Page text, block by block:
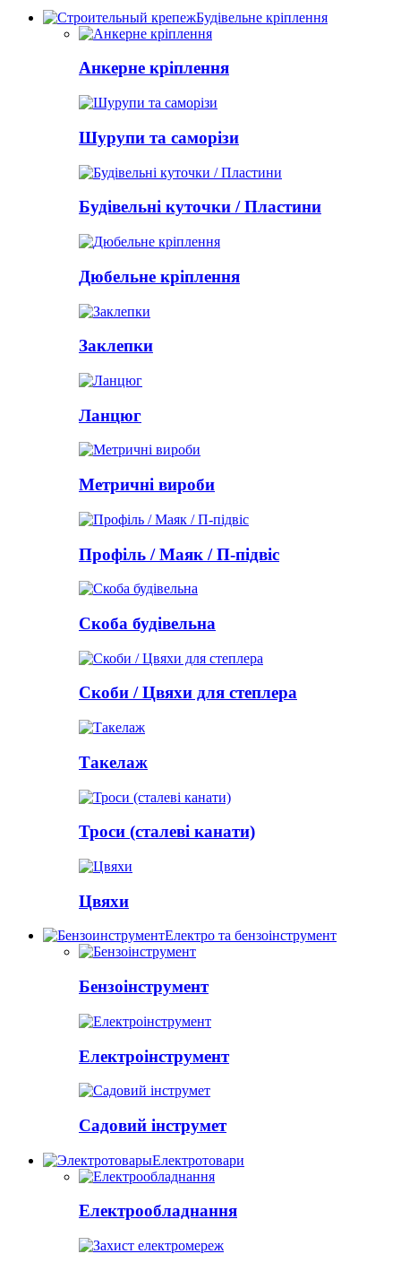
Будівельне кріплення
Анкерне кріплення
Шурупи та саморізи
Будівельні куточки / Пластини
Дюбельне кріплення
Заклепки
Ланцюг
Метричні вироби
Профіль / Маяк / П-підвіс
Скоба будівельна
Скоби / Цвяхи для степлера
Такелаж
Троси (сталеві канати)
Цвяхи
Електро та бензоінструмент
Бензоінструмент
Електроінструмент
Садовий інструмет
Електротовари
Електрообладнання